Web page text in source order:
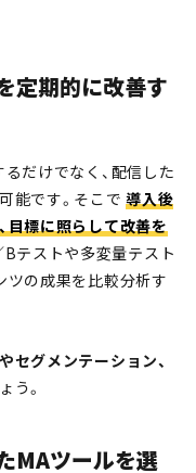
定期的に改善す
だけでなく、配信した
能です。そこで導入後
目標に照らして改善を
テストや多変量テスト
ツの成果を比較分析す
セグメンテーション、
う。
MAツールを選